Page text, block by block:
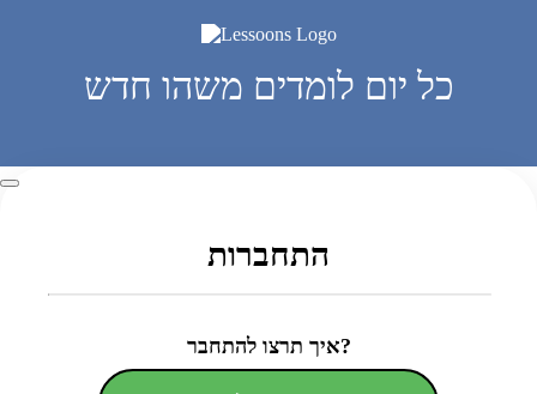
כל יום לומדים משהו חדש
התחברות
איך תרצו להתחבר?